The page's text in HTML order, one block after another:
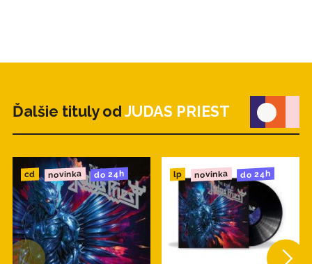
Ďalšie tituly od JUDAS PRIEST
cd novinka do 24h lp novinka do 24h